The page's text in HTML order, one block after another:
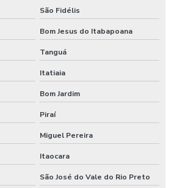
Preditiva
Preditiva
Equipamentos
E Jardins
São Fidélis
Bom Jesus do Itabapoana
Tanguá
Itatiaia
Bom Jardim
Piraí
Miguel Pereira
Itaocara
São José do Vale do Rio Preto